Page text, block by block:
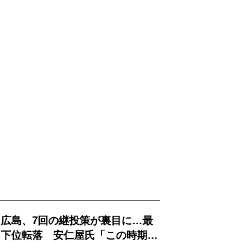
広島、7回の継投策が裏目に…最
下位転落 安仁屋氏「この時期に